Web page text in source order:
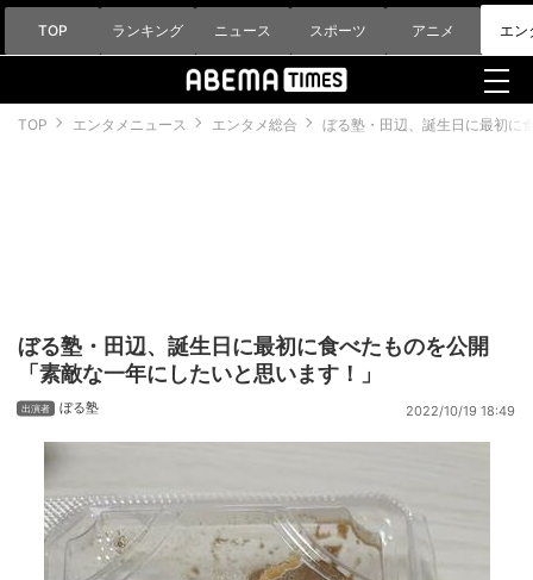
TOP ランキング ニュース スポーツ アニメ エン
TOP エンタメニュース エンタメ総合 ぼる塾・田辺、誕生日に最初に
ぼる塾・田辺、誕生日に最初に食べたものを公開
「素敵な一年にしたいと思います！」
ぼる塾 2022/10/19 18:49